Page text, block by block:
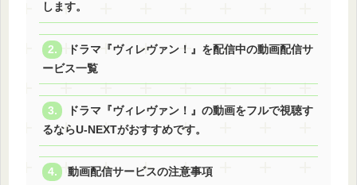
します。
ドラマ『ヴィレヴァン！』を配信中の動画配信サ
ービス一覧
ドラマ『ヴィレヴァン！』の動画をフルで視聴す
るならU-NEXTがおすすめです。
動画配信サービスの注意事項